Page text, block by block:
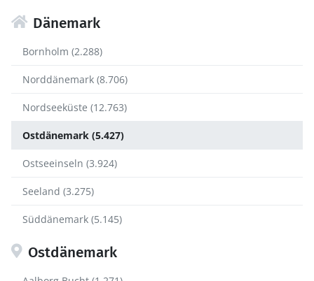
Dänemark
Bornholm (2.288)
Norddänemark (8.706)
Nordseeküste (12.763)
Ostdänemark (5.427)
Ostseeinseln (3.924)
Seeland (3.275)
Süddänemark (5.145)
Ostdänemark